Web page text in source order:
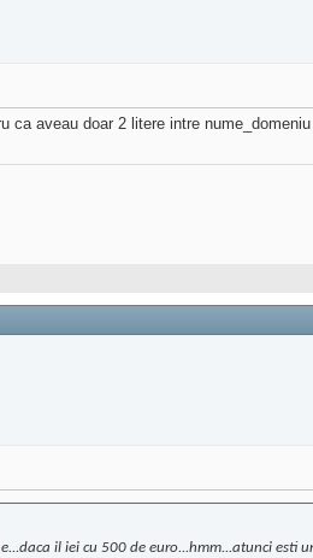
ca aveau doar 2 litere intre
il iei cu 500 de euro...hmm...atunci esti